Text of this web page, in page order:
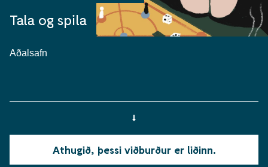
Tala og spila
Aðalsafn
Athugið, þessi viðburður er liðinn.